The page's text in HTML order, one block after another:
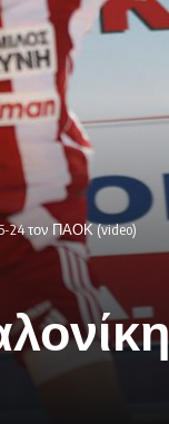
24 τον ΠΑΟΚ (video)